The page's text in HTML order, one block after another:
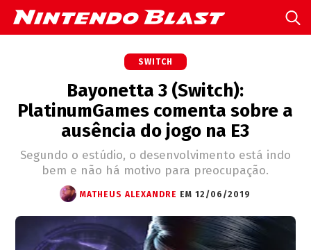
SWITCH
Bayonetta 3 (Switch):
PlatinumGames comenta sobre a
ausência do jogo na E3
Segundo o estúdio, o desenvolvimento está indo
bem e não há motivo para preocupação.
MATHEUS ALEXANDRE EM 12/06/2019